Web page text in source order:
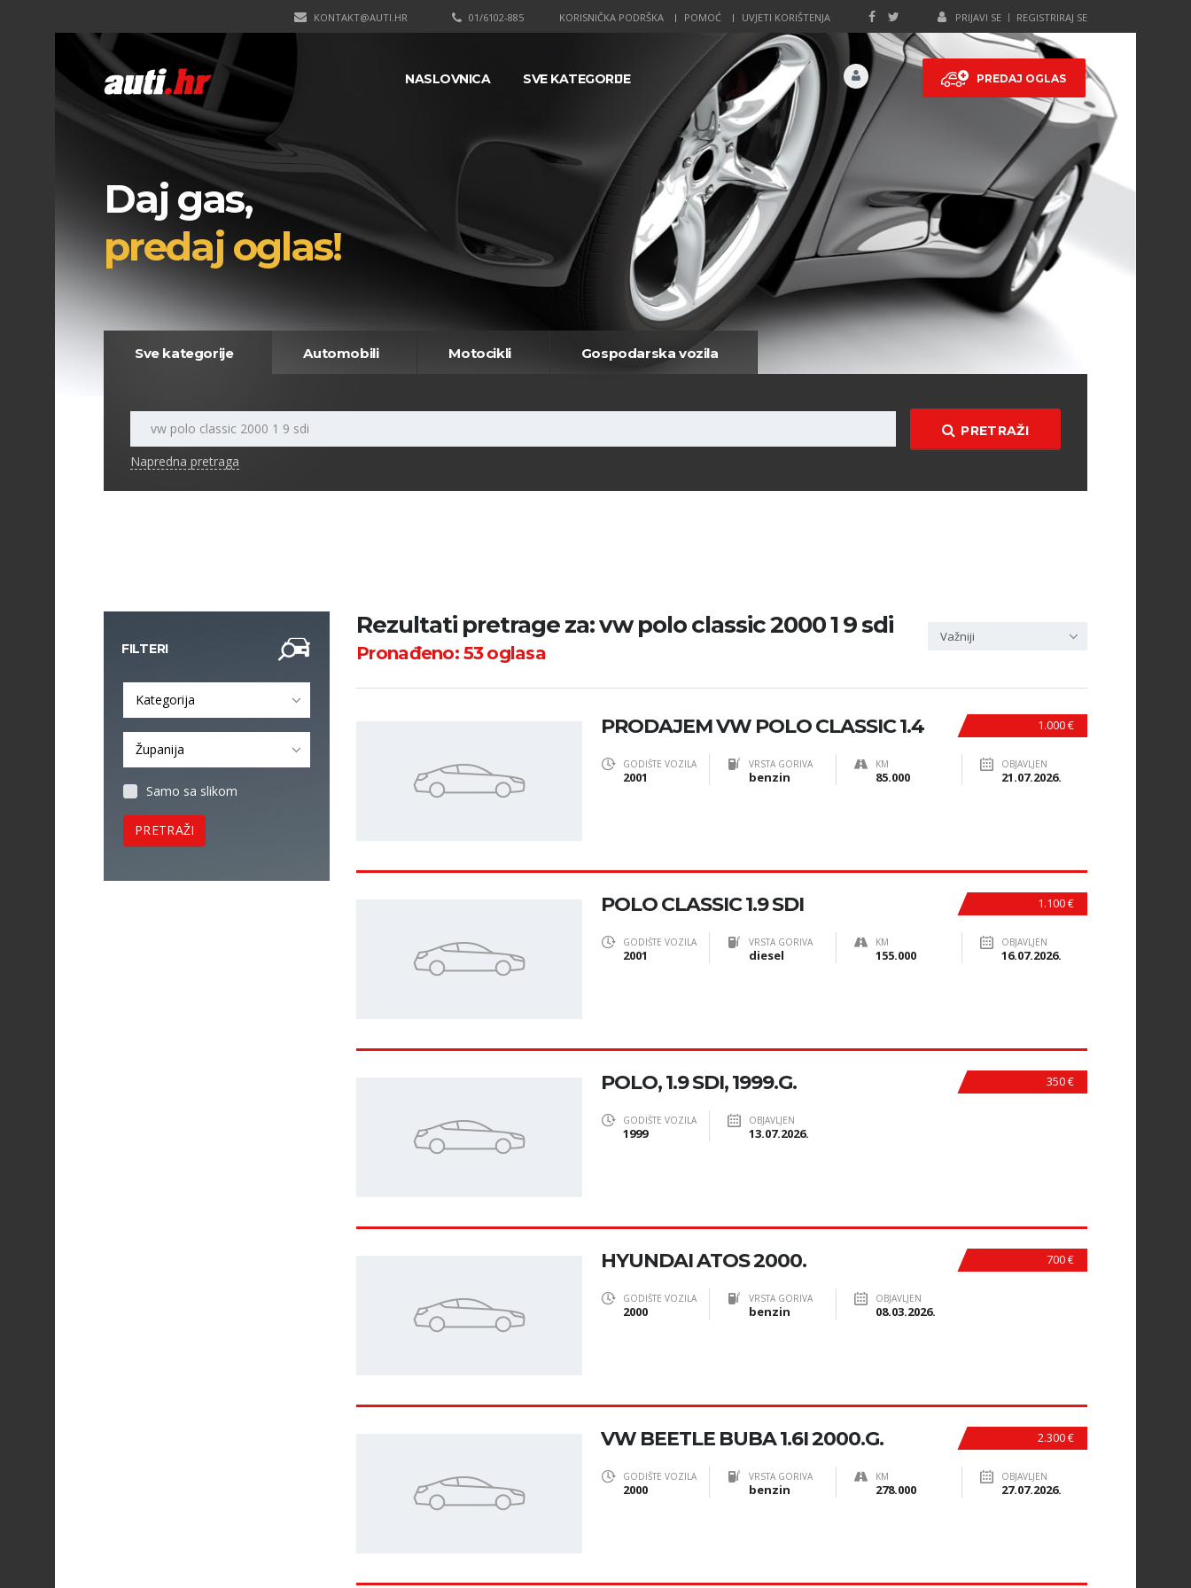
PRIJAVI SE REGISTRIRAJ SE
KORISNIČKA PODRŠKA POMOĆ UVJETI KORIŠTENJA
01/6102-885
KONTAKT@AUTI.HR
PREDAJ OGLAS
NASLOVNICA SVE KATEGORIJE
Daj gas,
predaj oglas!
Sve kategorije Automobili Motocikli Gospodarska vozila
PRETRAŽI
Napredna pretraga
FILTERI
Kategorija
Županija
Samo sa slikom
PRETRAŽI
Rezultati pretrage za: vw polo classic 2000 1 9 sdi
Pronađeno:53oglasa
Važniji
1.000 €
PRODAJEM VW POLO CLASSIC 1.4
GODIŠTE VOZILA
2001
VRSTA GORIVA
benzin
KM
85.000
OBJAVLJEN
21.07.2026.
1.100 €
POLO CLASSIC 1.9 SDI
GODIŠTE VOZILA
2001
VRSTA GORIVA
diesel
KM
155.000
OBJAVLJEN
16.07.2026.
350 €
POLO, 1.9 SDI, 1999.G.
GODIŠTE VOZILA
1999
OBJAVLJEN
13.07.2026.
700 €
HYUNDAI ATOS 2000.
GODIŠTE VOZILA
2000
VRSTA GORIVA
benzin
OBJAVLJEN
08.03.2026.
2.300 €
VW BEETLE BUBA 1.6I 2000.G.
GODIŠTE VOZILA
2000
VRSTA GORIVA
benzin
KM
278.000
OBJAVLJEN
27.07.2026.